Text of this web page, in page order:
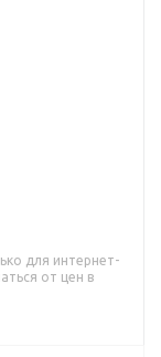
для интернет-
от цен в